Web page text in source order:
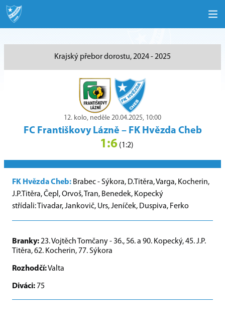
Krajský přebor dorostu, 2024 - 2025
12. kolo, neděle 20.04.2025, 10:00
FC Františkovy Lázně – FK Hvězda Cheb
1:6 (1:2)
FK Hvězda Cheb: Brabec - Sýkora, D.Titěra, Varga, Kocherin,
J.P.Titěra, Čepl, Orvoš, Tran, Benedek, Kopecký
střídali: Tivadar, Jankovič, Urs, Jeníček, Duspiva, Ferko
Branky:23. Vojtěch Tomčany - 36., 56. a 90. Kopecký, 45. J.P.
Titěra, 62. Kocherin, 77. Sýkora
Rozhodčí:Valta
Diváci: 75